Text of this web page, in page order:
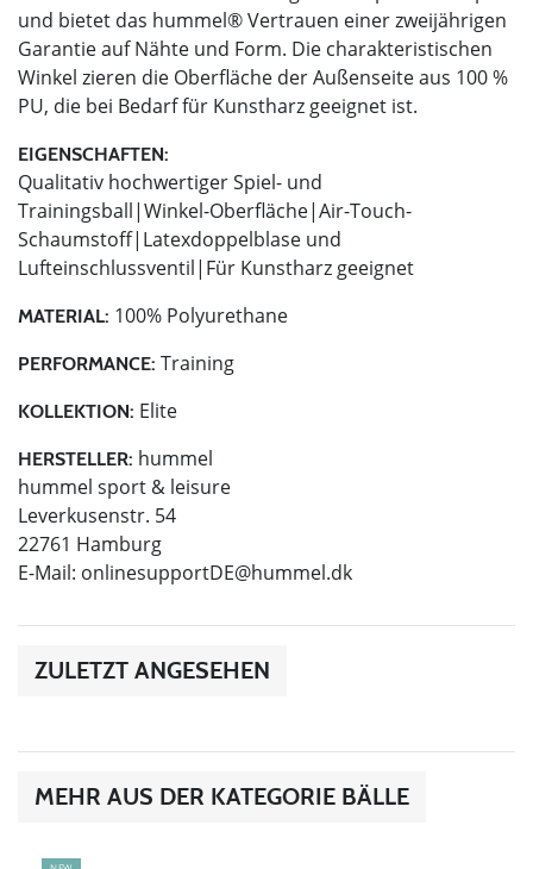
und bietet das hummel® Vertrauen einer zweijährigen
Garantie auf Nähte und Form. Die charakteristischen
Winkel zieren die Oberfläche der Außenseite aus 100 %
PU, die bei Bedarf für Kunstharz geeignet ist.
EIGENSCHAFTEN:
Qualitativ hochwertiger Spiel- und
Trainingsball|Winkel-Oberfläche|Air-Touch-
Schaumstoff|Latexdoppelblase und
Lufteinschlussventil|Für Kunstharz geeignet
MATERIAL: 100% Polyurethane
PERFORMANCE: Training
KOLLEKTION: Elite
HERSTELLER: hummel
hummel sport & leisure
Leverkusenstr. 54
22761 Hamburg
E-Mail: onlinesupportDE@hummel.dk
ZULETZT ANGESEHEN
MEHR AUS DER KATEGORIE BÄLLE